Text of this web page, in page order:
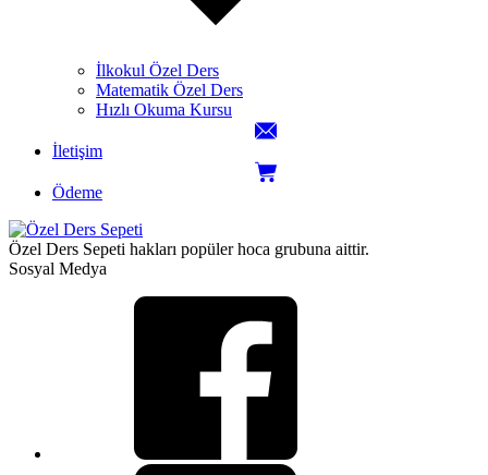
İlkokul Özel Ders
Matematik Özel Ders
Hızlı Okuma Kursu
İletişim
Ödeme
Özel Ders Sepeti hakları popüler hoca grubuna aittir.
Sosyal Medya